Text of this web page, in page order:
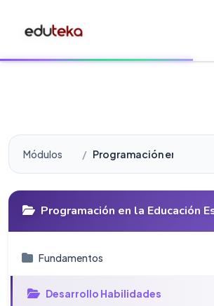
Módulos Programación en la
Programación en la Educación
Fundamentos
Desarrollo Habilidades